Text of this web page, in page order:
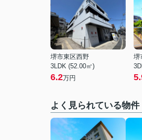
堺市東区西野
3LDK (52.00㎡)
6.2万円
堺
よく見られている物件